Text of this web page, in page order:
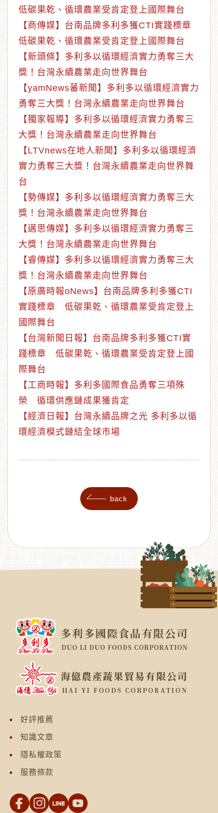
低碳果乾、循環農業受肯定登上國際舞台
【商傳媒】台南品牌多利多獲CTI實踐標章
低碳果乾、循環農業受肯定登上國際舞台
【新頭條】多利多以循環經濟實力勇奪三大
獎！台灣永續農業走向世界舞台
【yamNews蕃新聞】多利多以循環經濟實力
勇奪三大獎！台灣永續農業走向世界舞台
【獨家報導】多利多以循環經濟實力勇奪三
大獎！台灣永續農業走向世界舞台
【LTVnews在地人新聞】多利多以循環經濟
實力勇奪三大獎！台灣永續農業走向世界舞
台
【勢傳媒】多利多以循環經濟實力勇奪三大
獎！台灣永續農業走向世界舞台
【邁思傳媒】多利多以循環經濟實力勇奪三
大獎！台灣永續農業走向世界舞台
【睿傳媒】多利多以循環經濟實力勇奪三大
獎！台灣永續農業走向世界舞台
【原廣時報oNews】台南品牌多利多獲CTI
實踐標章 低碳果乾、循環農業受肯定登上
國際舞台
【台灣新聞日報】台南品牌多利多獲CTI實
踐標章 低碳果乾、循環農業受肯定登上國
際舞台
【工商時報】多利多國際食品勇奪三項殊
榮 循環供應鏈成果獲肯定
【經濟日報】台灣永續品牌之光 多利多以循
環經濟模式鏈結全球市場
back
好評推薦
知識文章
隱私權政策
服務條款